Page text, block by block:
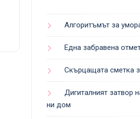
Алгоритъмът за
Една забравена
Скърцащата сметка
Дигиталният затвор
ни дом